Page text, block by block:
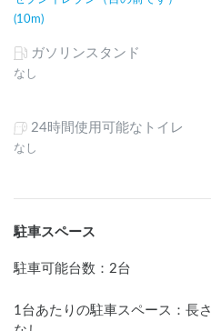
(10m)
ガソリンスタンド
なし
24時間使用可能なトイレ
なし
駐車スペース
駐車可能台数 ： 2台
1台あたりの駐車スペース：長さ